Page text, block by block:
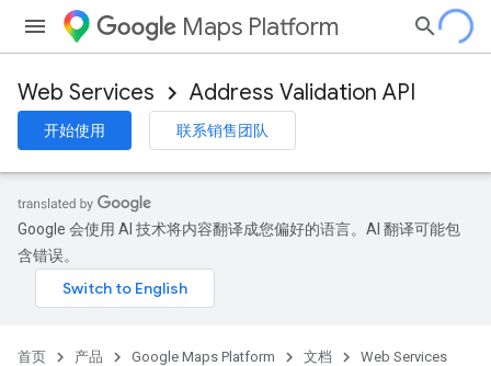
Maps Platform
Web Services Address Validation API
开始使用 联系销售团队
Google 会使用 AI 技术将内容翻译成您偏好的语言。AI 翻译可能包
含错误。
首页 产品 Google Maps Platform 文档
Web Services